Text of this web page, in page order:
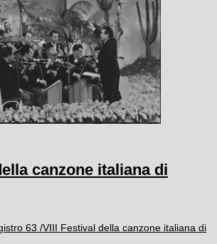
canzone italiana di
63 /VIII Festival della canzone italiana di